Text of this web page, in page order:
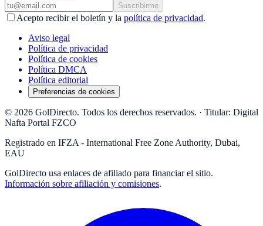
Suscribirme
Acepto recibir el boletín y la política de privacidad.
Aviso legal
Política de privacidad
Política de cookies
Política DMCA
Política editorial
Preferencias de cookies
© 2026 GolDirecto. Todos los derechos reservados. · Titular: Digital
Nafta Portal FZCO
Registrado en IFZA - International Free Zone Authority, Dubai,
EAU
GolDirecto usa enlaces de afiliado para financiar el sitio.
Información sobre afiliación y comisiones.